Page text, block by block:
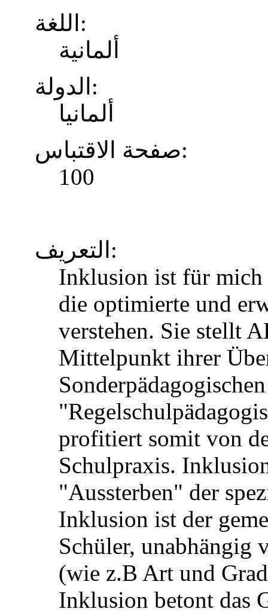
اللغة:
ألمانية
الدولة:
ألمانيا
صفحة الاقتباس:
100
التعريف:
Inklusion ist für mich
die optimierte und
verstehen. Sie stellt
Mittelpunkt ihrer
profitiert somit von
Schulpraxis.
"Aussterben" der
Inklusion ist der
Schüler, unabhängig
(wie z.B Art und
Inklusion betont das